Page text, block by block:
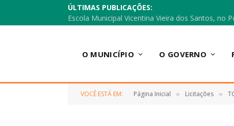
ÚLTIMAS PUBLICAÇÕES:
O MUNICÍPIO O GOVERNO
VOCÊ ESTÁ EM: Página Inicial » Licitações »